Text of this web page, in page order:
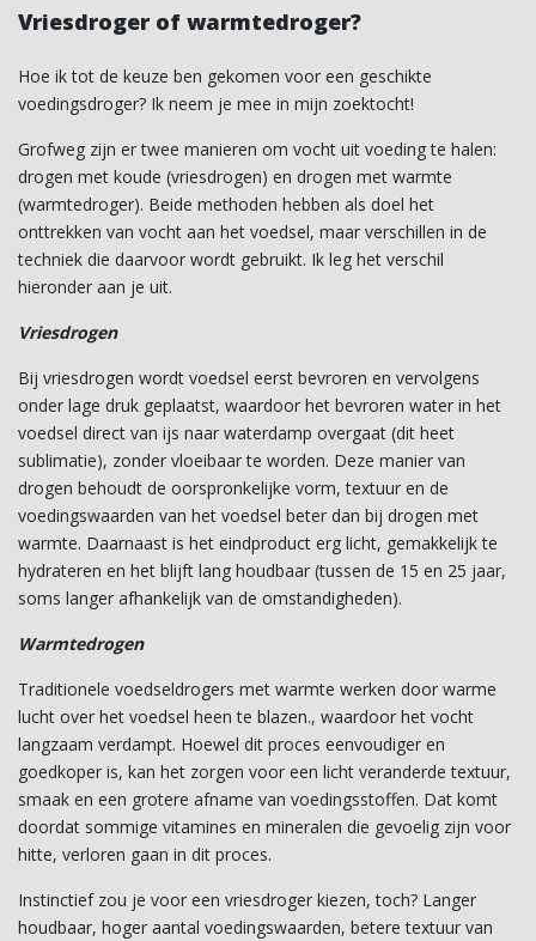
Vriesdroger of warmtedroger?
Hoe ik tot de keuze ben gekomen voor een geschikte
voedingsdroger? Ik neem je mee in mijn zoektocht!
Grofweg zijn er twee manieren om vocht uit voeding te halen:
drogen met koude (vriesdrogen) en drogen met warmte
(warmtedroger). Beide methoden hebben als doel het
onttrekken van vocht aan het voedsel, maar verschillen in de
techniek die daarvoor wordt gebruikt. Ik leg het verschil
hieronder aan je uit.
Vriesdrogen
Bij vriesdrogen wordt voedsel eerst bevroren en vervolgens
onder lage druk geplaatst, waardoor het bevroren water in het
voedsel direct van ijs naar waterdamp overgaat (dit heet
sublimatie), zonder vloeibaar te worden. Deze manier van
drogen behoudt de oorspronkelijke vorm, textuur en de
voedingswaarden van het voedsel beter dan bij drogen met
warmte. Daarnaast is het eindproduct erg licht, gemakkelijk te
hydrateren en het blijft lang houdbaar (tussen de 15 en 25 jaar,
soms langer afhankelijk van de omstandigheden).
Warmtedrogen
Traditionele voedseldrogers met warmte werken door warme
lucht over het voedsel heen te blazen., waardoor het vocht
langzaam verdampt. Hoewel dit proces eenvoudiger en
goedkoper is, kan het zorgen voor een licht veranderde textuur,
smaak en een grotere afname van voedingsstoffen. Dat komt
doordat sommige vitamines en mineralen die gevoelig zijn voor
hitte, verloren gaan in dit proces.
Instinctief zou je voor een vriesdroger kiezen, toch? Langer
houdbaar, hoger aantal voedingswaarden, betere textuur van